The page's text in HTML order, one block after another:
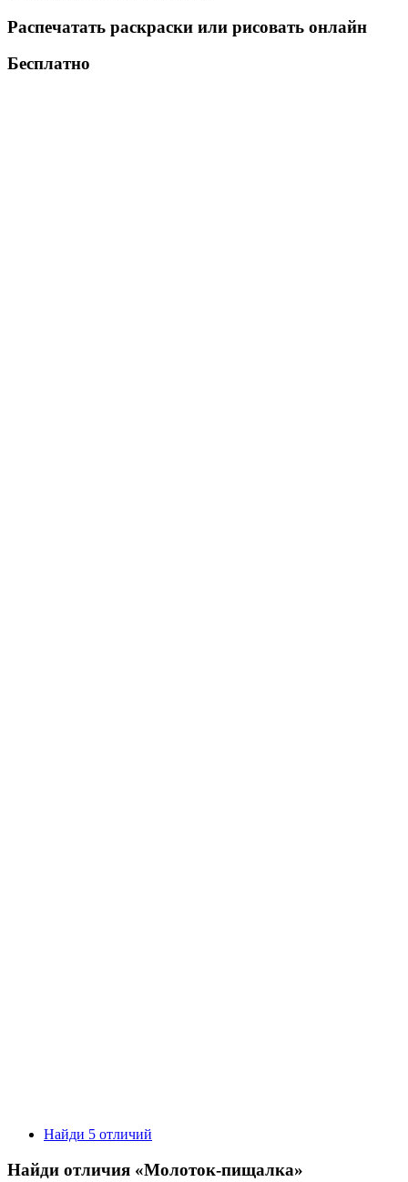
Распечатать раскраски или рисовать онлайн
Бесплатно
Найди 5 отличий
Найди отличия «Молоток-пищалка»